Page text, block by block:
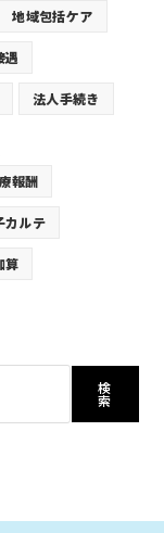
地域包括ケア
遇
法人手続き
報酬
カルテ
算
検
索